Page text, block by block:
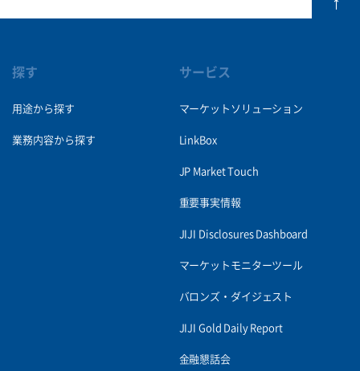
探す
用途から探す
業務内容から探す
サービス
マーケットソリューション
LinkBox
JP Market Touch
重要事実情報
JIJI Disclosures Dashboard
マーケットモニターツール
バロンズ・ダイジェスト
JIJI Gold Daily Report
金融懇話会